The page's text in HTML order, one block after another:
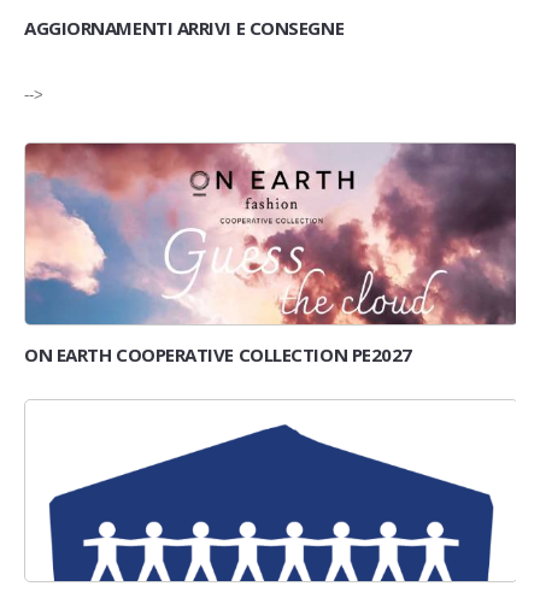
AGGIORNAMENTI ARRIVI E CONSEGNE
-->
ON EARTH COOPERATIVE COLLECTION PE2027